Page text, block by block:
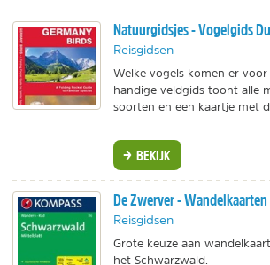
Natuurgidsjes - Vogelgids
Reisgidsen
Welke vogels komen er voor
handige veldgids toont alle
soorten en een kaartje met
BEKIJK
De Zwerver -
Reisgidsen
Grote keuze aan
het Schwarzwald.